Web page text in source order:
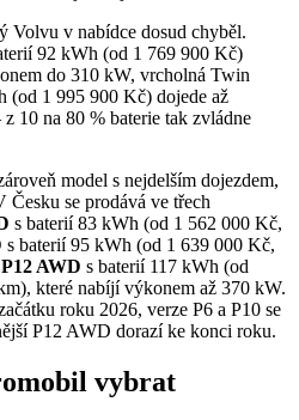
Volvu v nabídce dosud chyběl.
92 kWh (od 1 769 900 Kč)
do 310 kW, vrcholná Twin
1 995 900 Kč) dojede až
10 na 80 % baterie tak zvládne
model s nejdelším dojezdem,
se prodává ve třech
s baterií 83 kWh (od 1 562 000 Kč,
s baterií 95 kWh (od 1 639 000 Kč,
P12 AWD s baterií 117 kWh (od
které nabíjí výkonem až 370 kW.
roku 2026, verze P6 a P10 se
P12 AWD dorazí ke konci roku.
vybrat